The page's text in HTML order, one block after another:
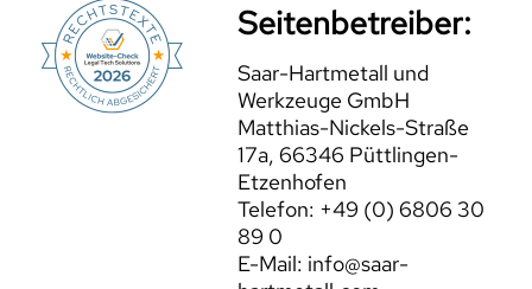
Seitenbetreiber:
Saar-Hartmetall und
Werkzeuge GmbH
Matthias-Nickels-Straße
17a, 66346 Püttlingen-
Etzenhofen
Telefon: +49 (0) 6806 30
89 0
E-Mail: info@saar-